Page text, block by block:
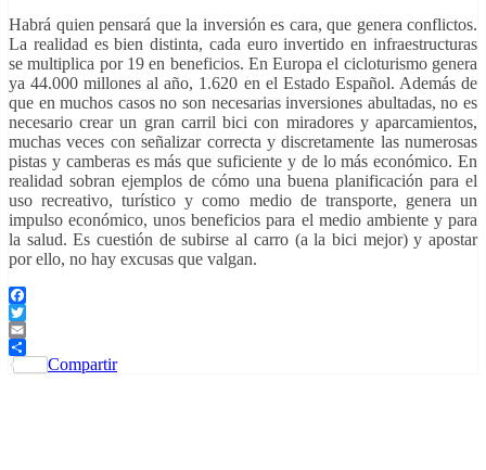
Habrá quien pensará que la inversión es cara, que genera conflictos.
La realidad es bien distinta, cada euro invertido en infraestructuras
se multiplica por 19 en beneficios. En Europa el cicloturismo genera
ya 44.000 millones al año, 1.620 en el Estado Español. Además de
que en muchos casos no son necesarias inversiones abultadas, no es
necesario crear un gran carril bici con miradores y aparcamientos,
muchas veces con señalizar correcta y discretamente las numerosas
pistas y camberas es más que suficiente y de lo más económico. En
realidad sobran ejemplos de cómo una buena planificación para el
uso recreativo, turístico y como medio de transporte, genera un
impulso económico, unos beneficios para el medio ambiente y para
la salud. Es cuestión de subirse al carro (a la bici mejor) y apostar
por ello, no hay excusas que valgan.
Facebook
Twitter
Email
Compartir